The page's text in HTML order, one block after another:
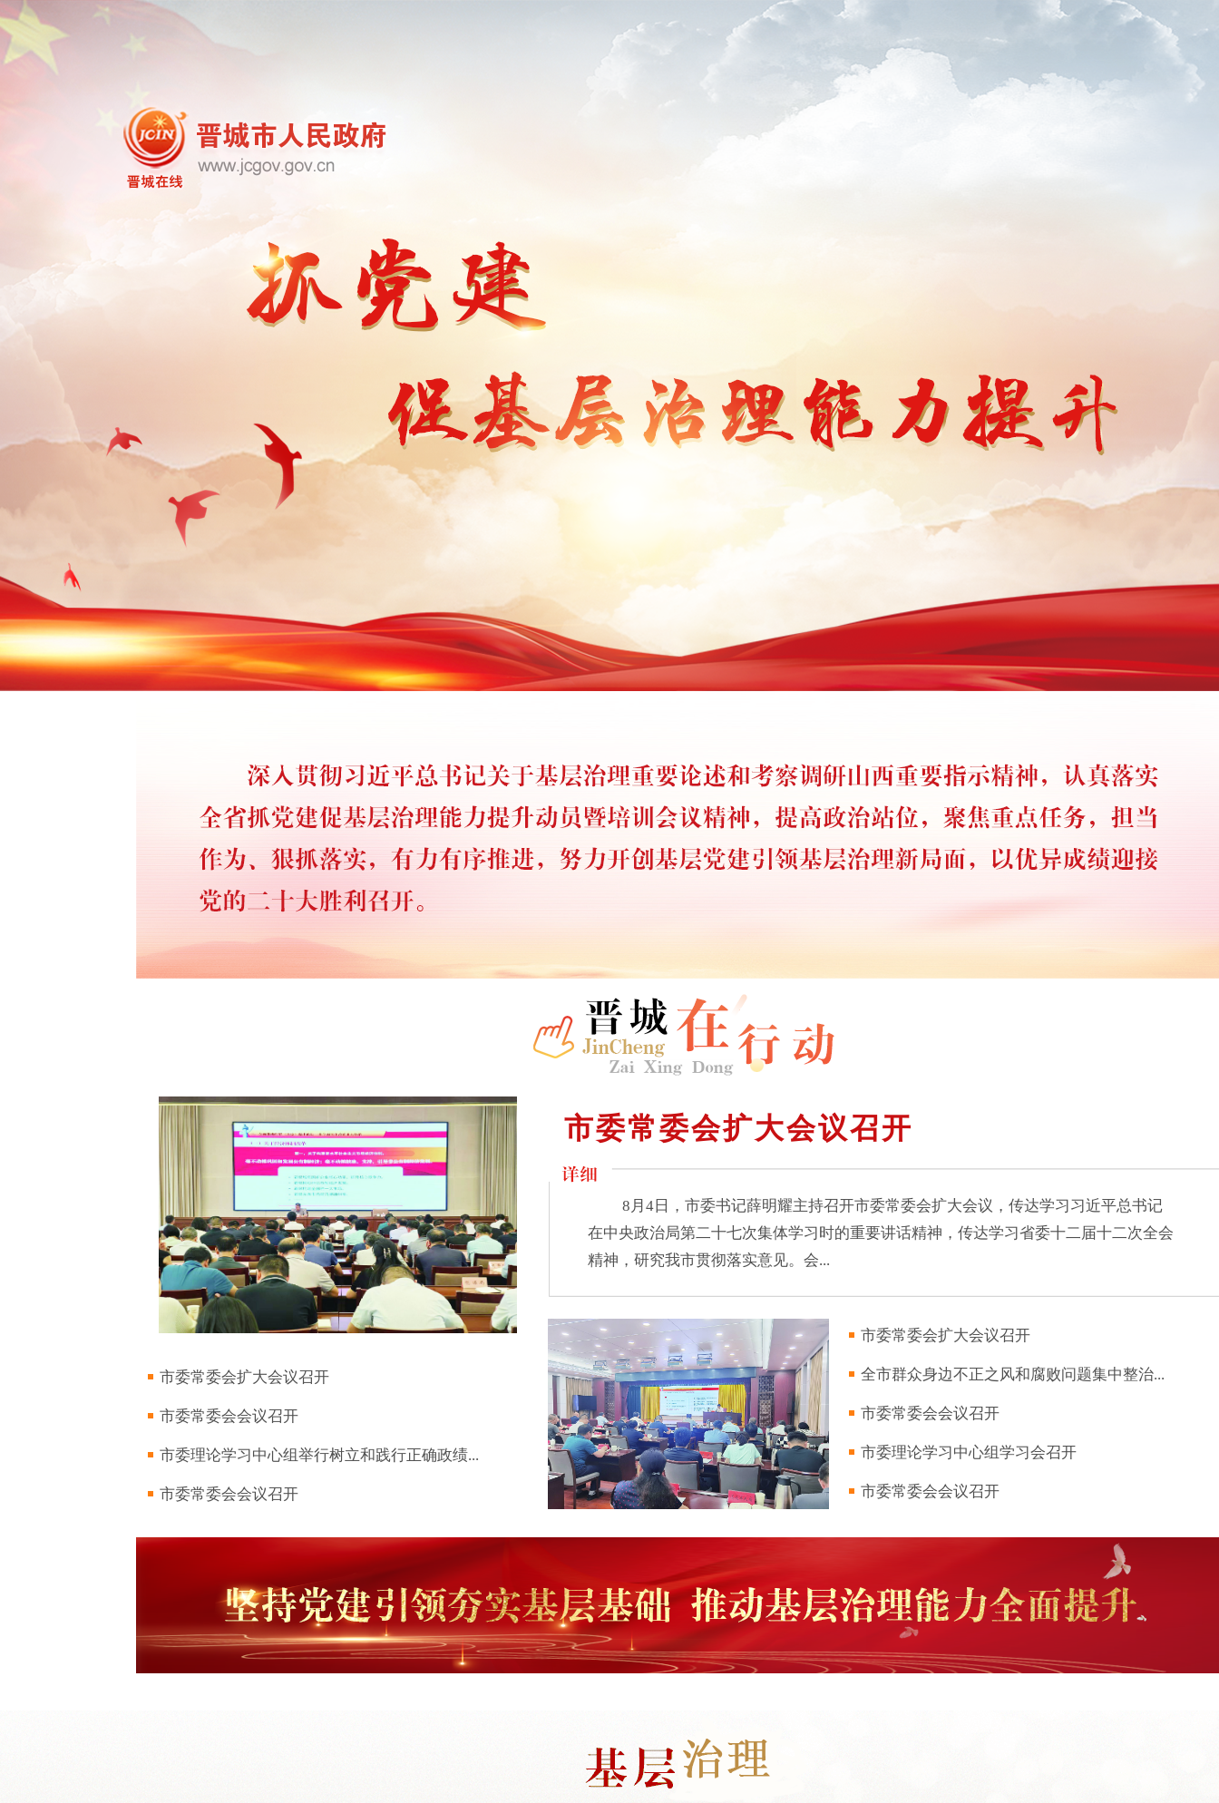
市委常委会扩大会议召开
市委常委会会议召开
市委理论学习中心组举行树立和践行正确政绩...
市委常委会会议召开
市委常委会扩大会议召开
8月4日，市委书记薛明耀主持召开市委常委会扩大会议，传达学习习近平总书记
在中央政治局第二十七次集体学习时的重要讲话精神，传达学习省委十二届十二次全会
精神，研究我市贯彻落实意见。会...
市委常委会扩大会议召开
全市群众身边不正之风和腐败问题集中整治...
市委常委会会议召开
市委理论学习中心组学习会召开
市委常委会会议召开